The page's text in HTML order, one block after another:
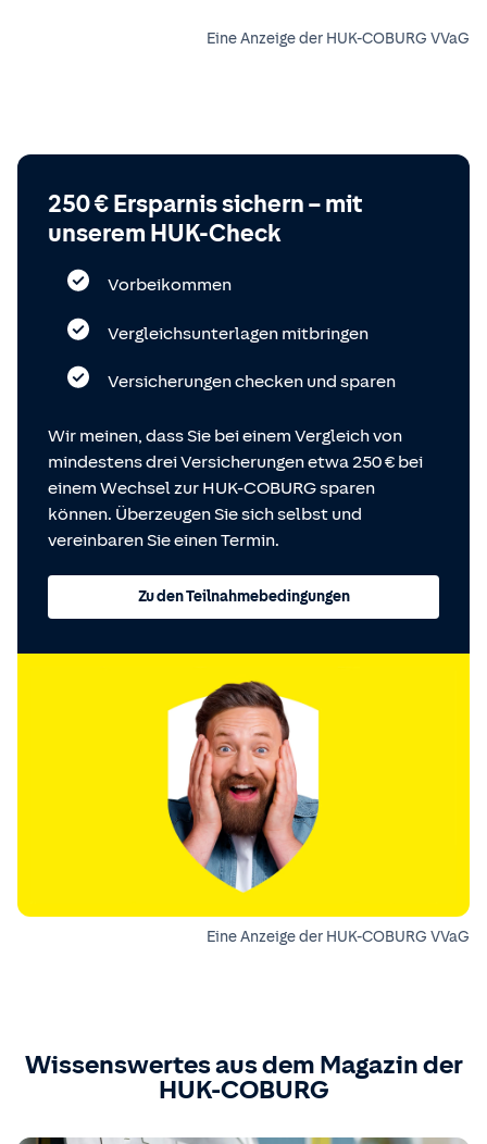
Eine Anzeige der HUK-COBURG VVaG
250 € Ersparnis sichern – mit
unserem HUK-Check
Vorbeikommen
Vergleichsunterlagen mitbringen
Versicherungen checken und sparen
Wir meinen, dass Sie bei einem Vergleich von
mindestens drei Versicherungen etwa 250 € bei
einem Wechsel zur HUK-COBURG sparen
können. Überzeugen Sie sich selbst und
vereinbaren Sie einen Termin.
Zu den Teilnahmebedingungen
Eine Anzeige der HUK-COBURG VVaG
Wissenswertes aus dem Magazin der
HUK-COBURG